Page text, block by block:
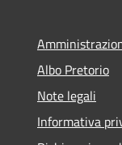
Albo Pretorio
Note legali
Informativa